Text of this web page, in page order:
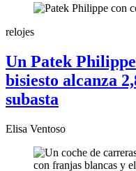
relojes
Un Patek
bisiesto alcanza
subasta
Elisa Ventoso